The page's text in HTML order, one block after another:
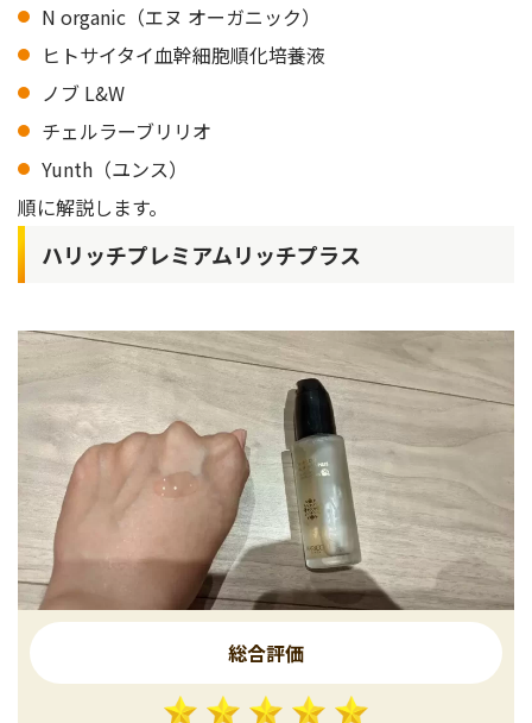
N organic（エヌ オーガニック）
ヒトサイタイ血幹細胞順化培養液
ノブ L&W
チェルラーブリリオ
Yunth（ユンス）
順に解説します。
ハリッチプレミアムリッチプラス
総合評価